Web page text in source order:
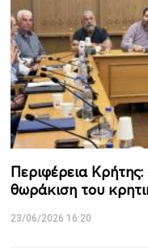
Περιφέρεια Κρήτης:
θωράκιση του
23/06/2026 16:20